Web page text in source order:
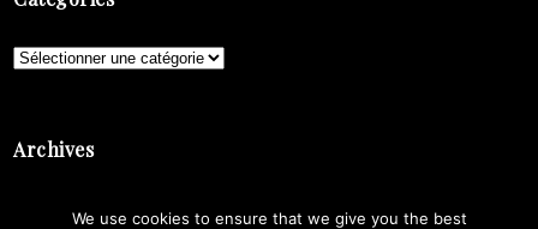
Catégories
Archives
We use cookies to ensure that we give you the best